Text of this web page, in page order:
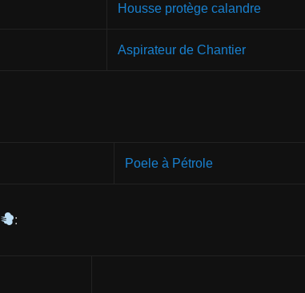
Housse protège calandre
Aspirateur de Chantier
Poele à Pétrole
: